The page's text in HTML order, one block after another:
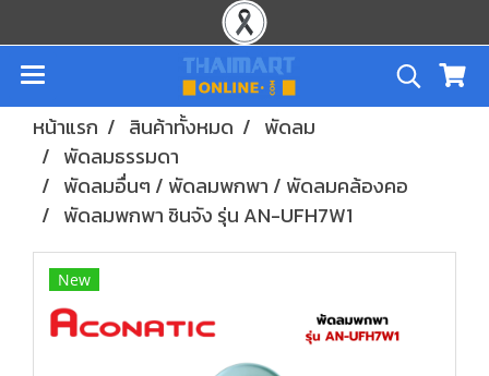
หน้าแรก สินค้าทั้งหมด
พัดลม
พัดลมธรรมดา
พัดลมอื่นๆ / พัดลมพกพา / พัดลมคล้องคอ
พัดลมพกพา ชินจัง รุ่น AN-UFH7W1
New